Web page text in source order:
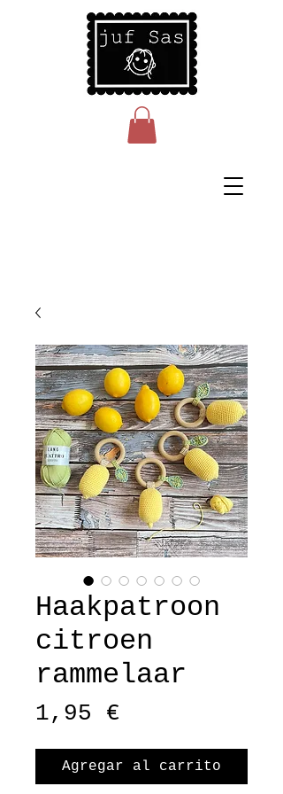
Haakpatroon
citroen
rammelaar
1,95 €
Agregar al carrito